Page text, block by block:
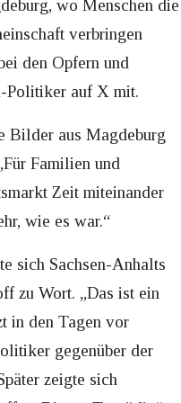
wo Menschen die
verbringen
den Opfern und
Politiker auf X mit.
Bilder aus Magdeburg
Familien und
Zeit miteinander
wie es war.“
sich Sachsen-Anhalts
zu Wort. „Das ist ein
in den Tagen vor
gegenüber der
zeigte sich